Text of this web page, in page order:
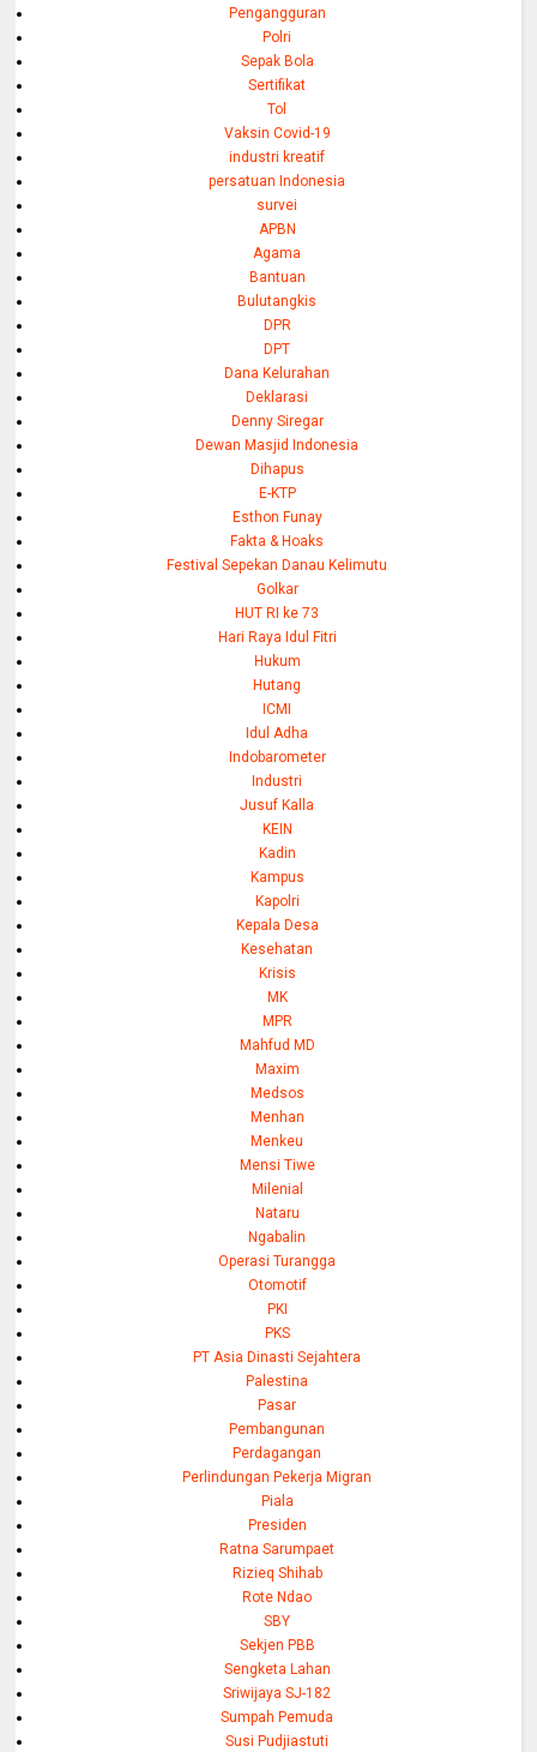
Pengangguran
Polri
Sepak Bola
Sertifikat
Tol
Vaksin Covid-19
industri kreatif
persatuan Indonesia
survei
APBN
Agama
Bantuan
Bulutangkis
DPR
DPT
Dana Kelurahan
Deklarasi
Denny Siregar
Dewan Masjid Indonesia
Dihapus
E-KTP
Esthon Funay
Fakta & Hoaks
Festival Sepekan Danau Kelimutu
Golkar
HUT RI ke 73
Hari Raya Idul Fitri
Hukum
Hutang
ICMI
Idul Adha
Indobarometer
Industri
Jusuf Kalla
KEIN
Kadin
Kampus
Kapolri
Kepala Desa
Kesehatan
Krisis
MK
MPR
Mahfud MD
Maxim
Medsos
Menhan
Menkeu
Mensi Tiwe
Milenial
Nataru
Ngabalin
Operasi Turangga
Otomotif
PKI
PKS
PT Asia Dinasti Sejahtera
Palestina
Pasar
Pembangunan
Perdagangan
Perlindungan Pekerja Migran
Piala
Presiden
Ratna Sarumpaet
Rizieq Shihab
Rote Ndao
SBY
Sekjen PBB
Sengketa Lahan
Sriwijaya SJ-182
Sumpah Pemuda
Susi Pudjiastuti